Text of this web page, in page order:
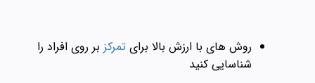
روش های با ارزش بالا برای تمرکز بر روی افراد را
شناسایی کنید